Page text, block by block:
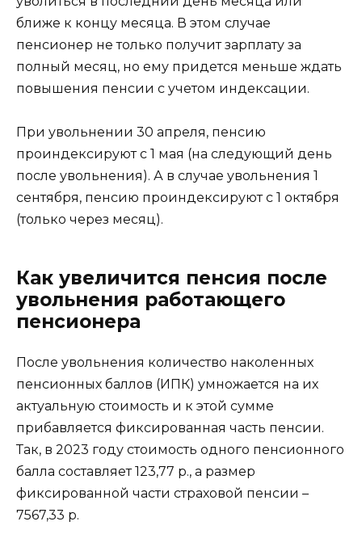
ближе к концу месяца. В этом случае
пенсионер не только получит зарплату за
полный месяц, но ему придется меньше ждать
повышения пенсии с учетом индексации.
При увольнении 30 апреля, пенсию
проиндексируют с 1 мая (на следующий день
после увольнения). А в случае увольнения 1
сентября, пенсию проиндексируют с 1 октября
(только через месяц).
Как увеличится пенсия после
увольнения работающего
пенсионера
После увольнения количество наколенных
пенсионных баллов (ИПК) умножается на их
актуальную стоимость и к этой сумме
прибавляется фиксированная часть пенсии.
Так, в 2023 году стоимость одного пенсионного
балла составляет 123,77 р., а размер
фиксированной части страховой пенсии –
7567,33 р.